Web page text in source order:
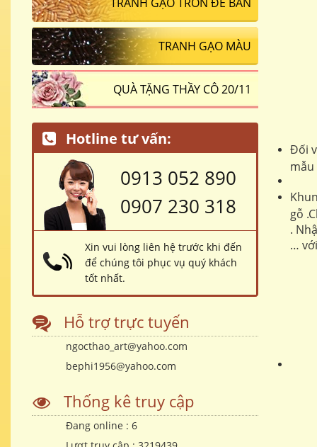
Đối
mẫu
gỗ
.
…
TRANH GẠO MÀU
QUÀ TẶNG THẦY CÔ 20/11
Hotline tư vấn:
0913 052 890
0907 230 318
Xin vui lòng liên hệ trước khi đến
để chúng tôi phục vụ quý khách
tốt nhất.
Hỗ trợ trực tuyến
ngocthao_art@yahoo.com
bephi1956@yahoo.com
Thống kê truy cập
Đang online : 6